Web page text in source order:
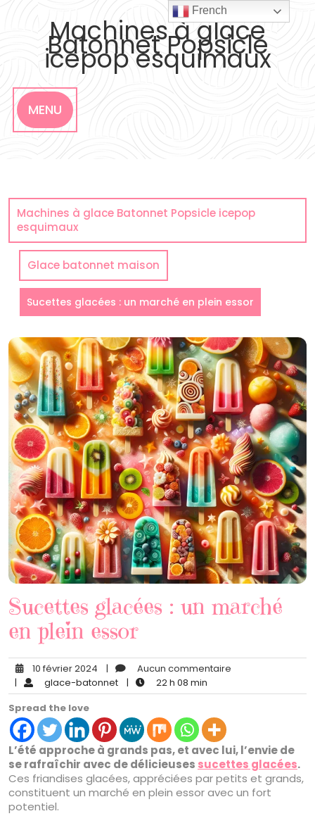
Machines à glace
Batonnet Popsicle
icepop esquimaux
MENU
Machines à glace Batonnet Popsicle icepop
esquimaux
Glace batonnet maison
Sucettes glacées : un marché en plein essor
Sucettes glacées : un marché
en plein essor
10 février 2024 |
Aucun commentaire
|
glace-batonnet |
22 h 08 min
Spread the love
L’été approche à grands pas, et avec lui, l’envie de
se rafraîchir avec de délicieuses sucettes glacées.
Ces friandises glacées, appréciées par petits et grands,
constituent un marché en plein essor avec un fort
potentiel.
French